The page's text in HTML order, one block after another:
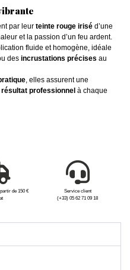
par leur teinte rouge irisé d’une
et la passion d’un feu ardent.
fluide et homogène, idéale
des incrustations précises au
, elles assurent une
résultat professionnel à chaque
de 150 €
Service client
(+33) 05 62 71 09 18